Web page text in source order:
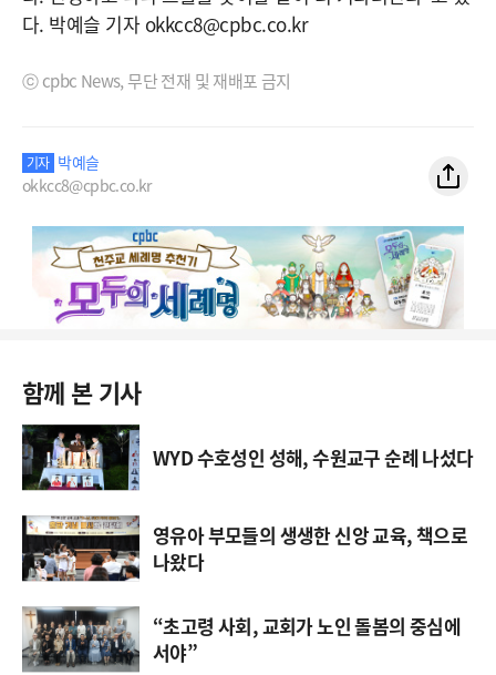
다. 박예슬 기자 okkcc8@cpbc.co.kr
ⓒ cpbc News, 무단 전재 및 재배포 금지
기자 박예슬
okkcc8@cpbc.co.kr
함께 본 기사
WYD 수호성인 성해, 수원교구 순례 나섰다
영유아 부모들의 생생한 신앙 교육, 책으로
나왔다
“초고령 사회, 교회가 노인 돌봄의 중심에
서야”